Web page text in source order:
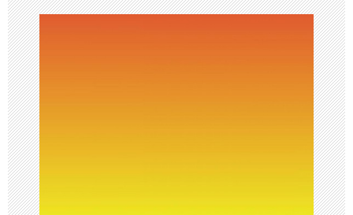
ー
シ
ョ
ン